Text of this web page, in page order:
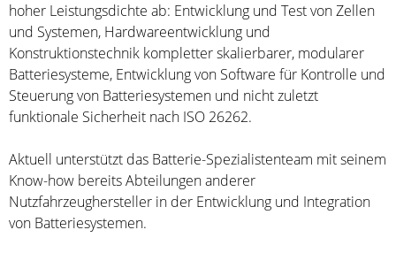
hoher Leistungsdichte ab: Entwicklung und Test von Zellen
und Systemen, Hardwareentwicklung und
Konstruktionstechnik kompletter skalierbarer, modularer
Batteriesysteme, Entwicklung von Software für Kontrolle und
Steuerung von Batteriesystemen und nicht zuletzt
funktionale Sicherheit nach ISO 26262.
Aktuell unterstützt das Batterie-Spezialistenteam mit seinem
Know-how bereits Abteilungen anderer
Nutzfahrzeughersteller in der Entwicklung und Integration
von Batteriesystemen.